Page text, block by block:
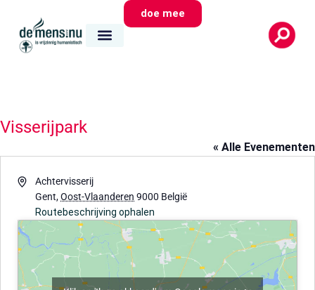
doe mee
Visserijpark
« Alle Evenementen
AdresAchtervisserij
Gent,Oost-Vlaanderen 9000 België
Routebeschrijving ophalen